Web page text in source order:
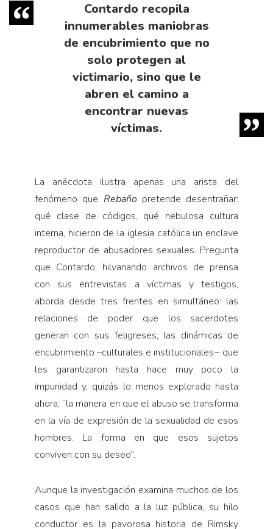
Contardo recopila
innumerables maniobras
de encubrimiento que no
solo protegen al
victimario, sino que le
abren el camino a
encontrar nuevas
víctimas.
La anécdota ilustra apenas una arista del
fenómeno que Rebañopretende desentrañar:
qué clase de códigos, qué nebulosa cultura
interna, hicieron de la iglesia católica un enclave
reproductor de abusadores sexuales. Pregunta
que Contardo, hilvanando archivos de prensa
con sus entrevistas a víctimas y testigos,
aborda desde tres frentes en simultáneo: las
relaciones de poder que los sacerdotes
generan con sus feligreses, las dinámicas de
encubrimiento –culturales e institucionales− que
les garantizaron hasta hace muy poco la
impunidad y, quizás lo menos explorado hasta
ahora, “la manera en que el abuso se transforma
en la vía de expresión de la sexualidad de esos
hombres. La forma en que esos sujetos
conviven con su deseo”.
Aunque la investigación examina muchos de los
casos que han salido a la luz pública, su hilo
conductor es la pavorosa historia de Rimsky